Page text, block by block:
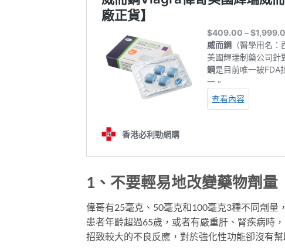
1、不要輕易地改變藥物劑量
偉哥有25毫克、50毫克和100毫克3種不同劑量
患者年齡超過65歲，或者有嚴重肝、腎疾病時
招致較大的不良反應，對於強化性功能卻沒有